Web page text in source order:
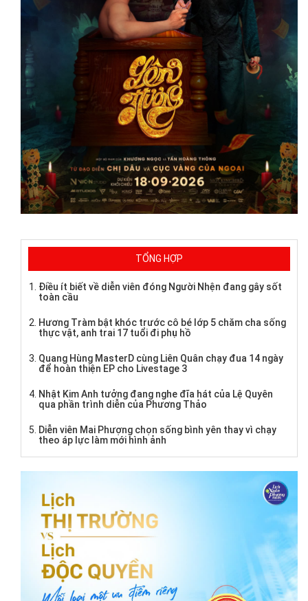
TỔNG HỢP
Điều ít biết về diễn viên đóng Người Nhện đang gây sốt
toàn cầu
Hương Tràm bật khóc trước cô bé lớp 5 chăm cha sống
thực vật, anh trai 17 tuổi đi phụ hồ
Quang Hùng MasterD cùng Liên Quân chạy đua 14 ngày
để hoàn thiện EP cho Livestage 3
Nhật Kim Anh tưởng đang nghe đĩa hát của Lệ Quyên
qua phần trình diễn của Phương Thảo
Diễn viên Mai Phượng chọn sống bình yên thay vì chạy
theo áp lực làm mới hình ảnh